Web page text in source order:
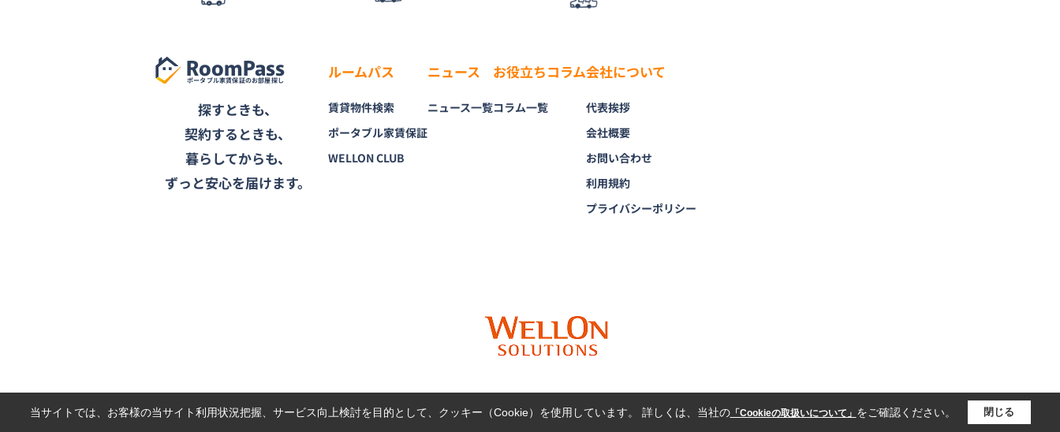
RoomPass
ポータブル家賃保証のお部屋探し
探すときも、
契約するときも、
暮らしてからも、
ずっと安心を届けます。
ルームパス
賃貸物件検索
ポータブル家賃保証
WELLON CLUB
ニュース
ニュース一覧
お役立ちコラム
コラム一覧
会社について
代表挨拶
会社概要
お問い合わせ
利用規約
プライバシーポリシー
当サイトでは、お客様の当サイト利用状況把握、サービス向上検討を目的として、クッキー（Cookie）を使用しています。 詳しくは、当社の「Cookieの取扱いについて」 をご確認ください。 閉じる